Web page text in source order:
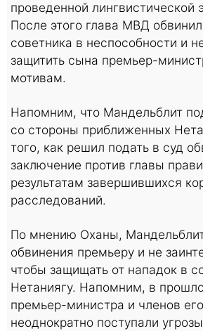
проведенной лингвистической
После этого глава МВД
советника в неспособности и
защитить сына премьер-
мотивам.
Напомним, что Мандельблит
со стороны приближенных
того, как решил подать в суд
заключение против главы
результатам завершившихся
расследований.
По мнению Оханы,
обвинения премьеру и не
чтобы защищать от нападок в
Нетаниягу. Напомним, в
премьер-министра и членов
неоднократно поступали